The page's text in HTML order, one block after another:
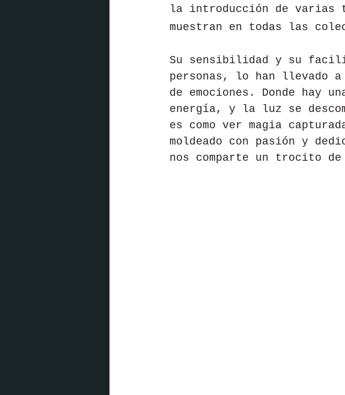
la introducción de varias
muestran en todas las
Su sensibilidad y su
personas, lo han llevado
de emociones. Donde hay
energía, y la luz se
es como ver magia
moldeado con pasión y
nos comparte un trocito